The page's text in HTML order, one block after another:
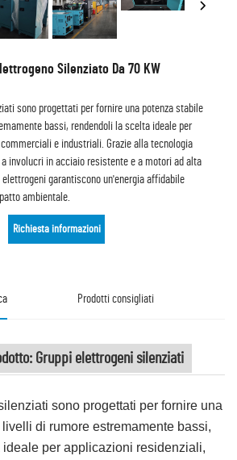
Silenziato Da 70 KW
sono progettati per fornire una potenza stabile
bassi, rendendoli la scelta ideale per
e industriali. Grazie alla tecnologia
involucri in acciaio resistente e a motori ad alta
garantiscono un'energia affidabile
ambientale.
Richiesta informazioni
Prodotti consigliati
Gruppi elettrogeni silenziati
sono progettati per fornire una
di rumore estremamente bassi,
per applicazioni residenziali,